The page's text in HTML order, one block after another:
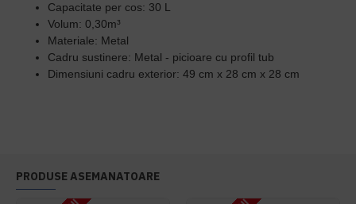
Capacitate per cos: 30 L
Volum: 0,30m³
Materiale: Metal
Cadru sustinere: Metal - picioare cu profil tub
Dimensiuni cadru exterior: 49 cm x 28 cm x 28 cm
PRODUSE ASEMANATOARE